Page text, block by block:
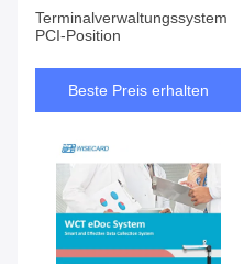
Terminalverwaltungssystem
PCI-Position
Beste Preis erhalten